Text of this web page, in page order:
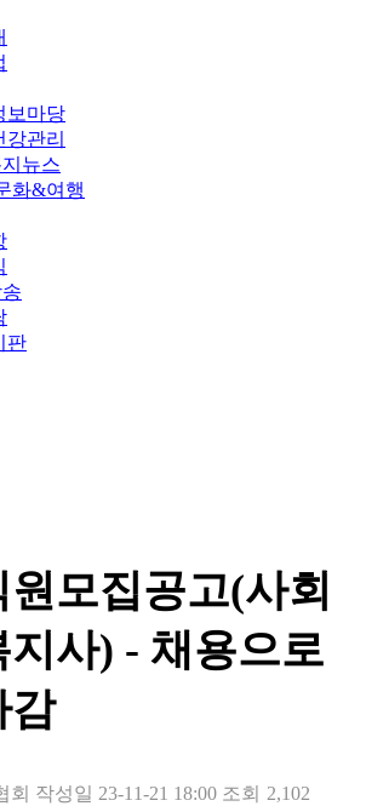
보마당
강관리
뉴스
화&여행
판
원모집공고(사회
지사) - 채용으로
감
회 작성일 23-11-21 18:00 조회 2,102